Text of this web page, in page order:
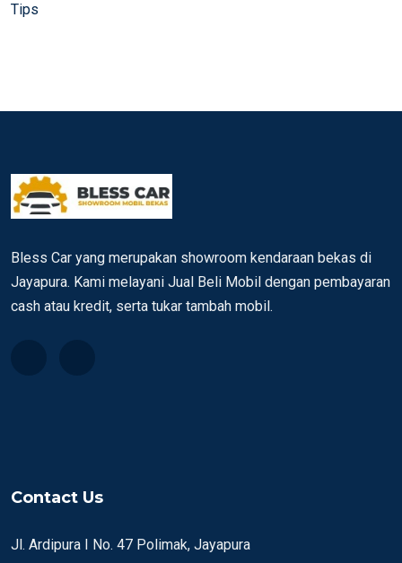
Tips
Bless Car yang merupakan showroom kendaraan bekas di
Jayapura. Kami melayani Jual Beli Mobil dengan pembayaran
cash atau kredit, serta tukar tambah mobil.
Contact Us
Jl. Ardipura I No. 47 Polimak, Jayapura